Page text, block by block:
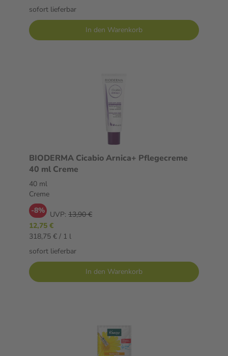
sofort lieferbar
In den Warenkorb
BIODERMA Cicabio Arnica+ Pflegecreme
40 ml Creme
40 ml
Creme
-8% UVP: 13,90 €
12,75 €
318,75 € / 1 l
sofort lieferbar
In den Warenkorb